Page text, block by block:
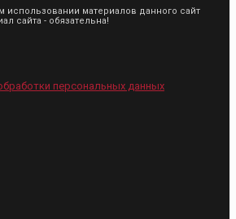
использовании материалов данного сайт
сайта - обязательна!
персональных данных